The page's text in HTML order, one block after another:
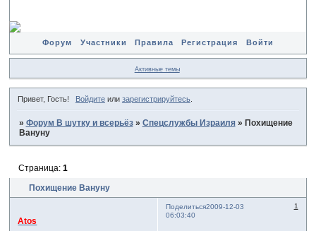
Форум Участники Правила Регистрация Войти
Активные темы
Привет, Гость! Войдитеили зарегистрируйтесь.
» Форум В шутку и всерьёз » Спецслужбы Израиля » Похищение
Вануну
Похищение Вануну
Страница: 1
Поделиться 1
2009-12-03
06:03:40
Atos